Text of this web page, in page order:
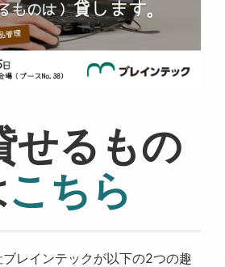
せるもの
こちら
レインテックが以下の2つの趣